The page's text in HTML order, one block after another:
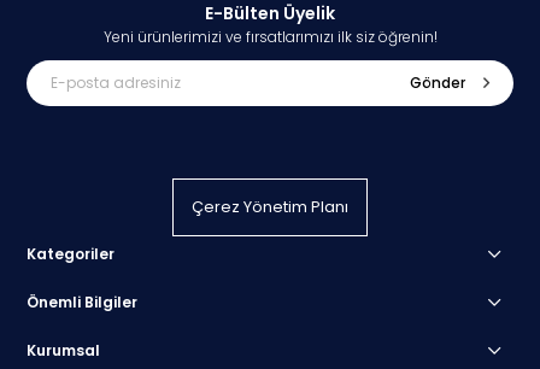
E-Bülten Üyelik
Yeni ürünlerimizi ve fırsatlarımızı ilk siz öğrenin!
Gönder
Çerez Yönetim Planı
Kategoriler
Önemli Bilgiler
Kurumsal